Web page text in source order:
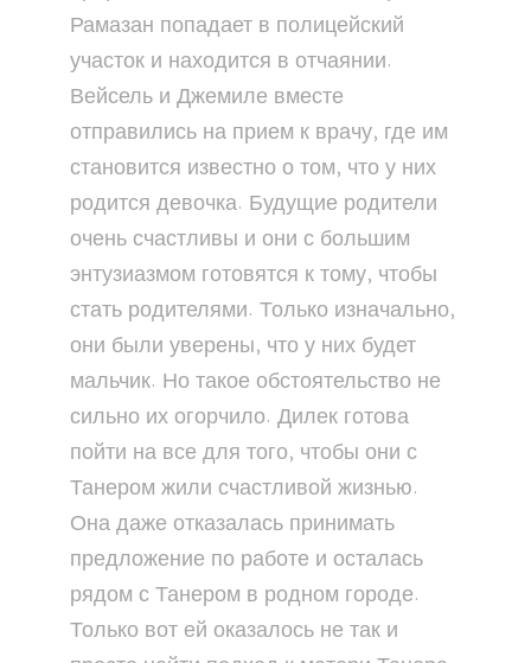
Рамазан попадает в полицейский
участок и находится в отчаянии.
Вейсель и Джемиле вместе
отправились на прием к врачу, где им
становится известно о том, что у них
родится девочка. Будущие родители
очень счастливы и они с большим
энтузиазмом готовятся к тому, чтобы
стать родителями. Только изначально,
они были уверены, что у них будет
мальчик. Но такое обстоятельство не
сильно их огорчило. Дилек готова
пойти на все для того, чтобы они с
Танером жили счастливой жизнью.
Она даже отказалась принимать
предложение по работе и осталась
рядом с Танером в родном городе.
Только вот ей оказалось не так и